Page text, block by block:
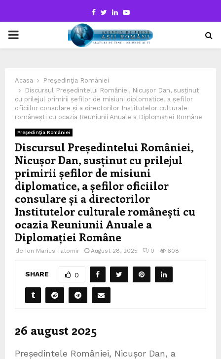
Facebook
TwitterLinkedinYoutube
PRIMARY
Acasa
Preşedinţia României
Discursul Președintelui României, Nicușor Dan, susținut
cu prilejul primirii șefilor de misiuni diplomatice, a șefilor
oficiilor consulare și a directorilor Institutelor culturale
românești cu ocazia Reuniunii Anuale a Diplomației Române
Preşedinţia României
Discursul Președintelui României,
Nicușor Dan, susținut cu prilejul
primirii șefilor de misiuni
diplomatice, a șefilor oficiilor
consulare și a directorilor
Institutelor culturale românești cu
ocazia Reuniunii Anuale a
Diplomației Române
de Ion Marius Tatomir August 28, 2025 0 608
SHARE 0
26 august 2025
Președintele României, Nicușor Dan, a